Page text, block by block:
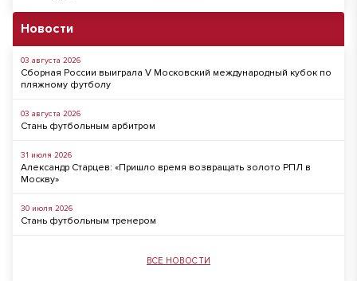
Новости
03 августа 2026
Сборная России выиграла V Московский международный кубок по
пляжному футболу
03 августа 2026
Стань футбольным арбитром
31 июля 2026
Александр Старцев: «Пришло время возвращать золото РПЛ в
Москву»
30 июля 2026
Стань футбольным тренером
ВСЕ НОВОСТИ